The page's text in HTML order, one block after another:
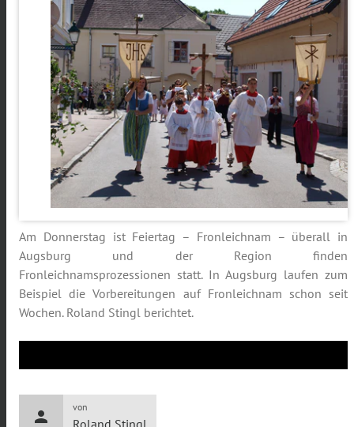
Am Donnerstag ist Feiertag – Fronleichnam – überall in
Augsburg und der Region finden
Fronleichnamsprozessionen statt. In Augsburg laufen zum
Beispiel die Vorbereitungen auf Fronleichnam schon seit
Wochen. Roland Stingl berichtet.
person
von
Roland Stingl